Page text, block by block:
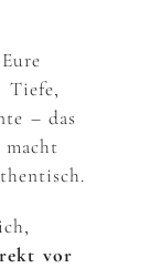
Tiefe,
– das
vor